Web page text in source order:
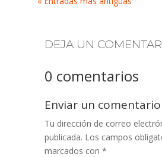
DEJA UN
0 comentarios
Enviar un comentario
Tu dirección de correo
publicada. Los campos
marcados con *